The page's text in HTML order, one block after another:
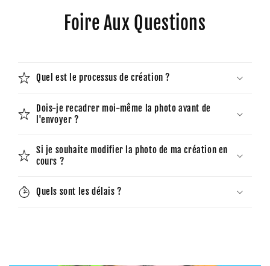
Foire Aux Questions
Quel est le processus de création ?
Dois-je recadrer moi-même la photo avant de
l'envoyer ?
Si je souhaite modifier la photo de ma création en
cours ?
Quels sont les délais ?